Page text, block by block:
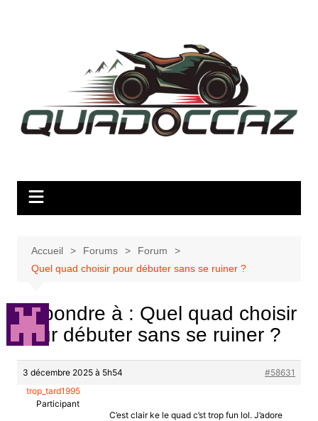
Accueil Forums
Forum
Quel quad choisir pour débuter sans se ruiner ?
Répondre à : Quel quad choisir
pour débuter sans se ruiner ?
3 décembre 2025 à 5h54
#58631
trop_tard1995
Participant
C’est clair ke le quad c’st trop fun lol. J’adore